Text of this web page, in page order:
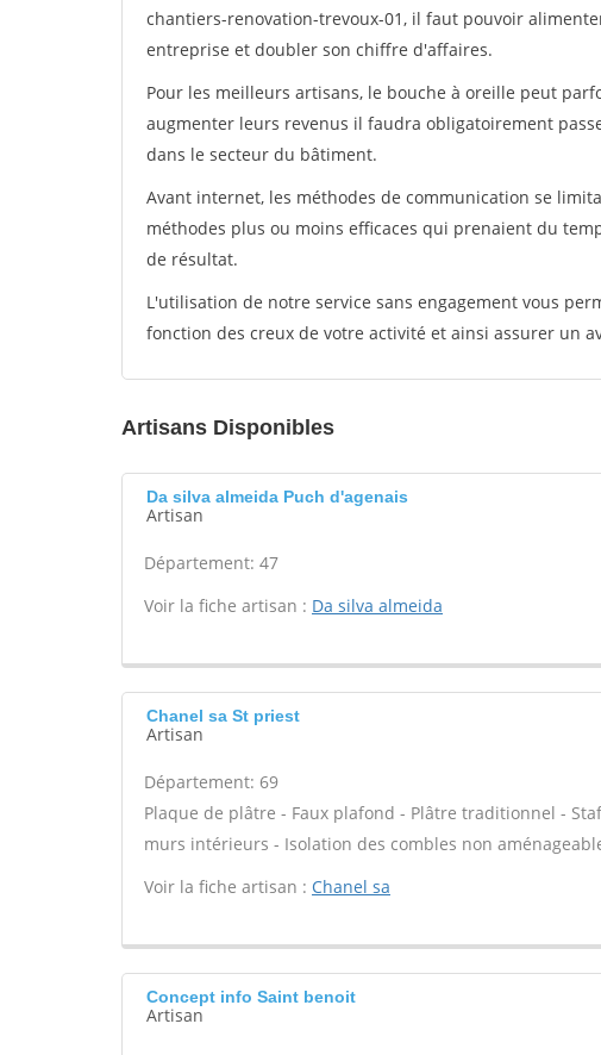
chantiers-renovation-trevoux-01, il faut pouvoir
entreprise et doubler son chiffre d'affaires.
Pour les meilleurs artisans, le bouche à oreille peut
augmenter leurs revenus il faudra obligatoirement
dans le secteur du bâtiment.
Avant internet, les méthodes de communication se
méthodes plus ou moins efficaces qui prenaient du
de résultat.
L'utilisation de notre service sans engagement vous
fonction des creux de votre activité et ainsi assurer un
Artisans Disponibles
Da silva almeida Puch d'agenais
Artisan
Département: 47
Voir la fiche artisan : Da silva almeida
Chanel sa St priest
Artisan
Département: 69
Plaque de plâtre - Faux plafond - Plâtre traditionnel -
murs intérieurs - Isolation des combles non
Voir la fiche artisan : Chanel sa
Concept info Saint benoit
Artisan